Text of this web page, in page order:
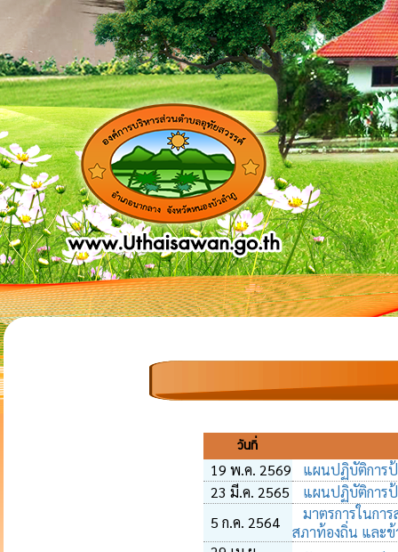
วันที่
19 พ.ค. 2569
แผนปฏิบัติการ
23 มี.ค. 2565
แผนปฏิบัติการ
5 ก.ค. 2564
มาตรการในกา
สภาท้องถิ่น และข้